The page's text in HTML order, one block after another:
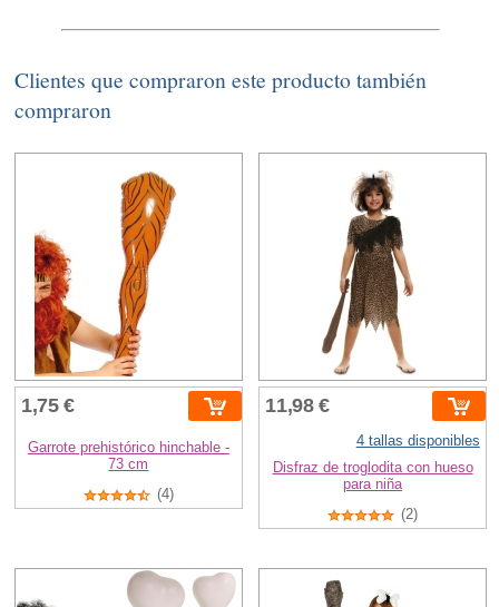
Clientes que compraron este producto también
compraron
1,75 €
Garrote prehistórico hinchable -
73 cm
(4)
11,98 €
4 tallas disponibles
Disfraz de troglodita con hueso
para niña
(2)